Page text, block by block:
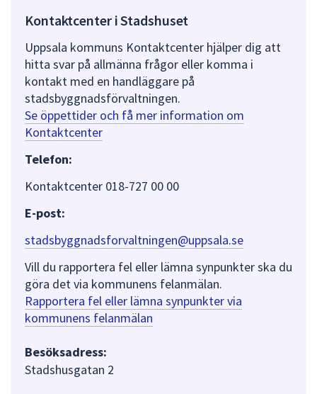
Kontaktcenter i Stadshuset
Uppsala kommuns Kontaktcenter hjälper dig att
hitta svar på allmänna frågor eller komma i
kontakt med en handläggare på
stadsbyggnadsförvaltningen.
Se öppettider och få mer information om
Kontaktcenter
Telefon:
Kontaktcenter 018-727 00 00
E-post:
stadsbyggnadsforvaltningen@uppsala.se
Vill du rapportera fel eller lämna synpunkter ska du
göra det via kommunens felanmälan.
Rapportera fel eller lämna synpunkter via
kommunens felanmälan
Besöksadress:
Stadshusgatan 2